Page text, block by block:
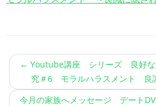
← Youtube講座 シリーズ 良好
究＃6 モラルハラスメント 良
今月の家族へメッセージ デート